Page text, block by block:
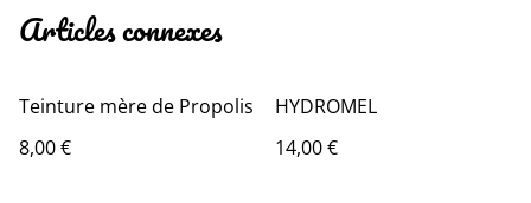
Articles connexes
Teinture mère de Propolis
8,00 €
HYDROMEL
14,00 €